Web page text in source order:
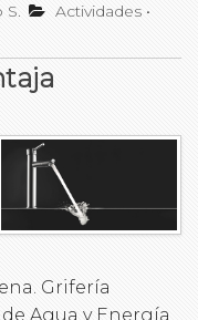
S. Actividades•
Grifería
Agua y Energía